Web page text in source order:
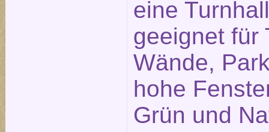
eine
geeignet für
Wände,
hohe
Grün und